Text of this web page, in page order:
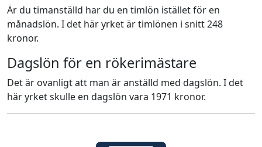
Är du timanställd har du en timlön istället för en
månadslön. I det här yrket är timlönen i snitt 248
kronor.
Dagslön för en rökerimästare
Det är ovanligt att man är anställd med dagslön. I det
här yrket skulle en dagslön vara 1971 kronor.